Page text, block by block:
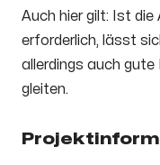
Auch hier gilt: Ist die
erforderlich, lässt
allerdings auch gute
gleiten.